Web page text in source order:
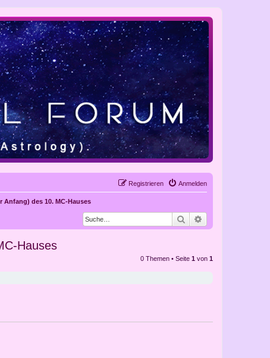
Anmelden
Registrieren
Anfang) des 10. MC-Hauses
Suche
Hauses
0 Themen • Seite 1 von 1